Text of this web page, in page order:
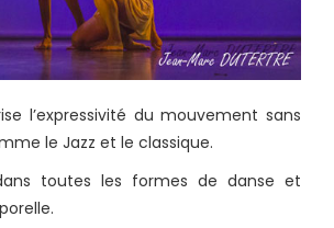
l’expressivité du mouvement sans
le Jazz et le classique.
toutes les formes de danse et